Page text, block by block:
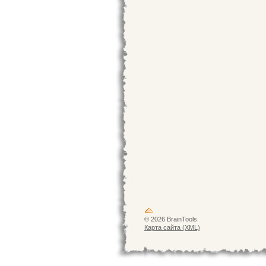
© 2026 BrainTools
Карта сайта (XML)